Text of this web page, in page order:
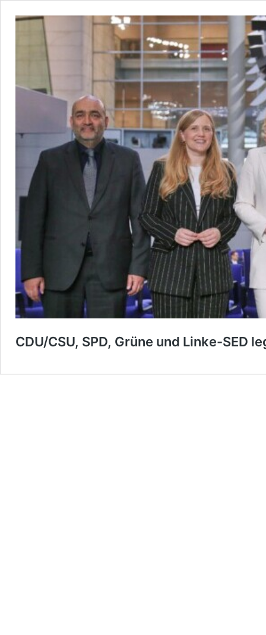
CDU/CSU, SPD, Grüne und Linke-SED